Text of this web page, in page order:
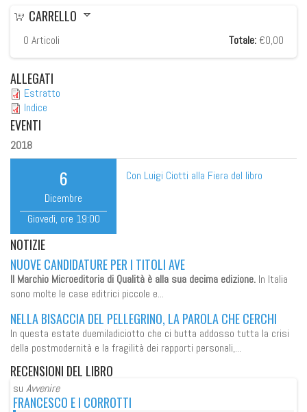
CARRELLO
0 Articoli Totale: €0,00
ALLEGATI
Estratto
Indice
EVENTI
2018
6
Dicembre
Giovedì, ore 19:00
Con Luigi Ciotti alla Fiera del libro
NOTIZIE
NUOVE CANDIDATURE PER I TITOLI AVE
Il Marchio Microeditoria di Qualità è alla sua decima edizione. In Italia
sono molte le case editrici piccole e...
NELLA BISACCIA DEL PELLEGRINO, LA PAROLA CHE CERCHI
In questa estate duemiladiciotto che ci butta addosso tutta la crisi
della postmodernità e la fragilità dei rapporti personali,...
RECENSIONI DEL LIBRO
su Avvenire
FRANCESCO E I CORROTTI